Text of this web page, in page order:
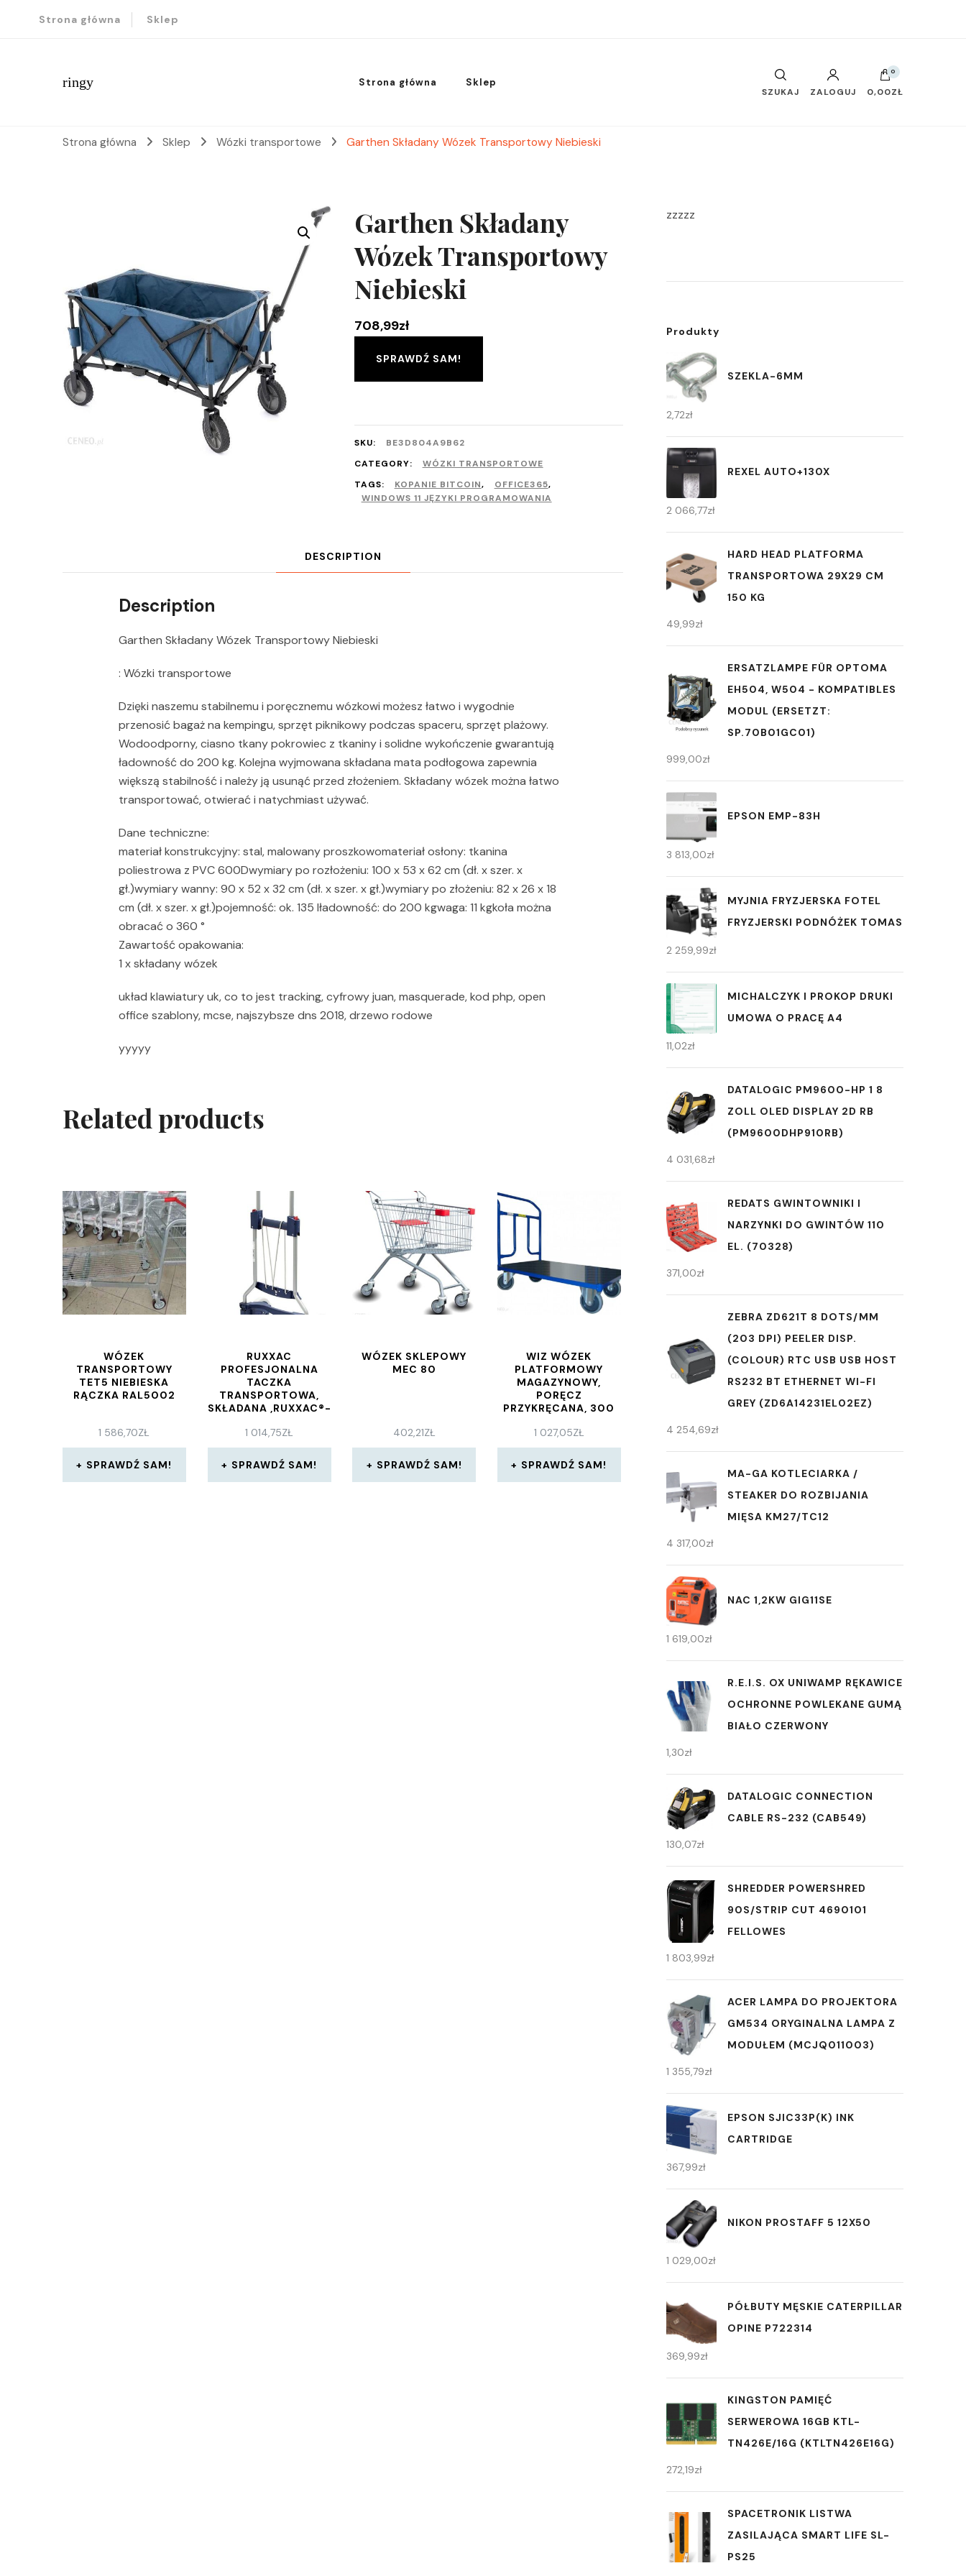
Strona główna Sklep
ringy Strona główna Sklep
SZUKAJ ZALOGUJ
0
0,00ZŁ
Strona główna Sklep Wózki transportowe Garthen Składany Wózek Transportowy Niebieski
Garthen Składany
Wózek Transportowy
Niebieski
708,99zł
SPRAWDŹ SAM!
SKU:
BE3D804A9B62
CATEGORY:
WÓZKI TRANSPORTOWE
TAGS:
KOPANIE BITCOIN, OFFICE365,
WINDOWS 11 JĘZYKI PROGRAMOWANIA
DESCRIPTION
Description
Garthen Składany Wózek Transportowy Niebieski
: Wózki transportowe
Dzięki naszemu stabilnemu i poręcznemu wózkowi możesz łatwo i wygodnie
przenosić bagaż na kempingu, sprzęt piknikowy podczas spaceru, sprzęt plażowy.
Wodoodporny, ciasno tkany pokrowiec z tkaniny i solidne wykończenie gwarantują
ładowność do 200 kg. Kolejna wyjmowana składana mata podłogowa zapewnia
większą stabilność i należy ją usunąć przed złożeniem. Składany wózek można łatwo
transportować, otwierać i natychmiast używać.
Dane techniczne:
materiał konstrukcyjny: stal, malowany proszkowomateriał osłony: tkanina
poliestrowa z PVC 600Dwymiary po rozłożeniu: 100 x 53 x 62 cm (dł. x szer. x
gł.)wymiary wanny: 90 x 52 x 32 cm (dł. x szer. x gł.)wymiary po złożeniu: 82 x 26 x 18
cm (dł. x szer. x gł.)pojemność: ok. 135 lładowność: do 200 kgwaga: 11 kgkoła można
obracać o 360 °
Zawartość opakowania:
1 x składany wózek
układ klawiatury uk, co to jest tracking, cyfrowy juan, masquerade, kod php, open
office szablony, mcse, najszybsze dns 2018, drzewo rodowe
yyyyy
Related products
WÓZEK
TRANSPORTOWY
TET5 NIEBIESKA
RĄCZKA RAL5002
1 586,70ZŁ
SPRAWDŹ SAM!
RUXXAC
PROFESJONALNA
TACZKA
TRANSPORTOWA,
SKŁADANA ,RUXXAC®-
1 014,75ZŁ
SPRAWDŹ SAM!
WÓZEK SKLEPOWY
MEC 80
402,21ZŁ
SPRAWDŹ SAM!
WIZ WÓZEK
PLATFORMOWY
MAGAZYNOWY,
PORĘCZ
PRZYKRĘCANA, 300
1 027,05ZŁ
SPRAWDŹ SAM!
zzzzz
Produkty
SZEKLA-6MM
2,72zł
REXEL AUTO+130X
2 066,77zł
HARD HEAD PLATFORMA
TRANSPORTOWA 29X29 CM
150 KG
49,99zł
ERSATZLAMPE FÜR OPTOMA
EH504, W504 - KOMPATIBLES
MODUL (ERSETZT:
SP.70B01GC01)
999,00zł
EPSON EMP-83H
3 813,00zł
MYJNIA FRYZJERSKA FOTEL
FRYZJERSKI PODNÓŻEK TOMAS
2 259,99zł
MICHALCZYK I PROKOP DRUKI
UMOWA O PRACĘ A4
11,02zł
DATALOGIC PM9600-HP 1 8
ZOLL OLED DISPLAY 2D RB
(PM9600DHP910RB)
4 031,68zł
REDATS GWINTOWNIKI I
NARZYNKI DO GWINTÓW 110
EL. (70328)
371,00zł
ZEBRA ZD621T 8 DOTS/MM
(203 DPI) PEELER DISP.
(COLOUR) RTC USB USB HOST
RS232 BT ETHERNET WI-FI
GREY (ZD6A14231EL02EZ)
4 254,69zł
MA-GA KOTLECIARKA /
STEAKER DO ROZBIJANIA
MIĘSA KM27/TC12
4 317,00zł
NAC 1,2KW GIG11SE
1 619,00zł
R.E.I.S. OX UNIWAMP RĘKAWICE
OCHRONNE POWLEKANE GUMĄ
BIAŁO CZERWONY
1,30zł
DATALOGIC CONNECTION
CABLE RS-232 (CAB549)
130,07zł
SHREDDER POWERSHRED
90S/STRIP CUT 4690101
FELLOWES
1 803,99zł
ACER LAMPA DO PROJEKTORA
GM534 ORYGINALNA LAMPA Z
MODUŁEM (MCJQ011003)
1 355,79zł
EPSON SJIC33P(K) INK
CARTRIDGE
367,99zł
NIKON PROSTAFF 5 12X50
1 029,00zł
PÓŁBUTY MĘSKIE CATERPILLAR
OPINE P722314
369,99zł
KINGSTON PAMIĘĆ
SERWEROWA 16GB KTL-
TN426E/16G (KTLTN426E16G)
272,19zł
SPACETRONIK LISTWA
ZASILAJĄCA SMART LIFE SL-
PS25